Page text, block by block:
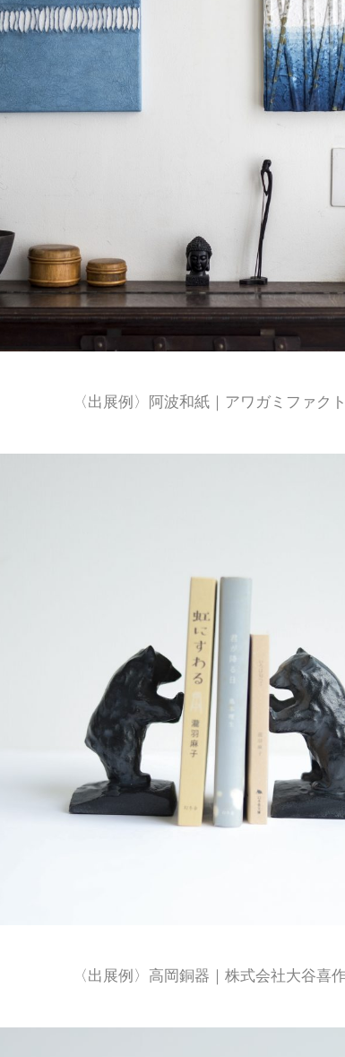
〈出展例〉阿波和紙｜アワガミファク
〈出展例〉高岡銅器｜株式会社大谷喜